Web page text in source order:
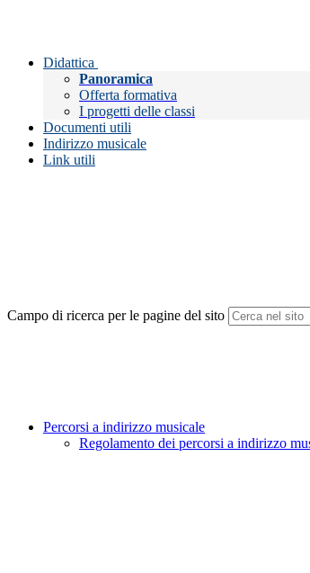
Didattica
Panoramica
Offerta formativa
I progetti delle classi
Documenti utili
Indirizzo musicale
Link utili
Campo di ricerca per le pagine del sito
Percorsi a indirizzo musicale
Regolamento dei percorsi a indirizzo